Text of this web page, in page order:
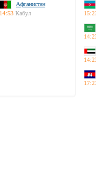
Афганистан
14:53 Кабул